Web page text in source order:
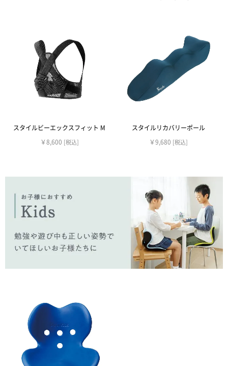
スタイルビーエックスフィット M
￥8,600 [税込]
スタイルリカバリーポール
￥9,680 [税込]